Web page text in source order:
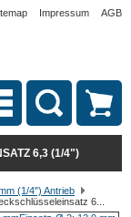
Impressum AGB
6,3 (1/4")
(1/4") Antrieb
6...